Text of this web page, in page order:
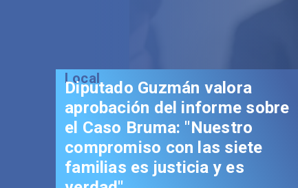
Local
Senador Vial celebra
aprobación del proyecto de
Reconstrucción: "Es un hito
trascendental en beneficio de
los chilenos"